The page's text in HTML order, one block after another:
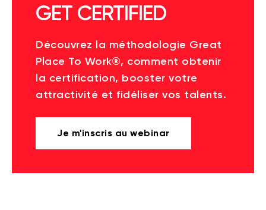
GET CERTIFIED
Découvrez la méthodologie Great
Place To Work®, comment obtenir
la certification, booster votre
attractivité et fidéliser vos talents.
Je m'inscris au webinar